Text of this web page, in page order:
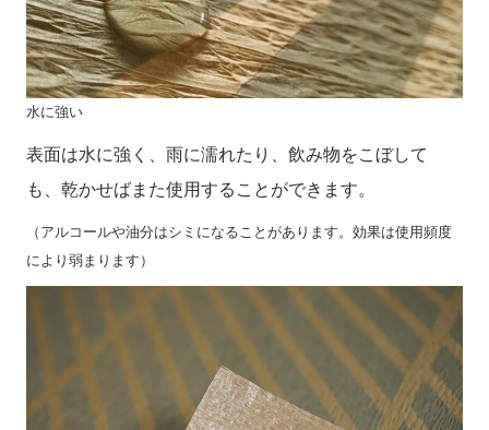
水に強い
表面は水に強く、雨に濡れたり、飲み物をこぼして
も、乾かせばまた使用することができます。
（アルコールや油分はシミになることがあります。効果は使用頻度
により弱まります）